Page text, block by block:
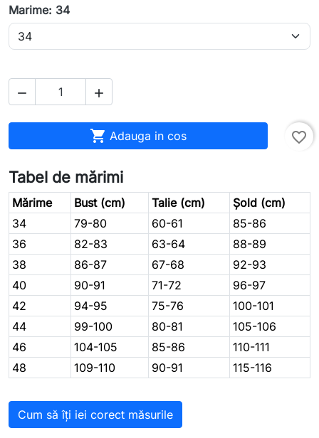
Marime: 34
 
 Adauga in cos favorite_border
Tabel de mărimi
Mărime Bust (cm) Talie (cm)
Șold (cm)
34
79-80 60-61
85-86
36
82-83 63-64
88-89
38
86-87 67-68
92-93
40
90-91 71-72
96-97
42
94-95 75-76
100-101
44
99-100 80-81
105-106
46
104-105 85-86
110-111
48
109-110 90-91 115-116
Cum să îți iei corect măsurile